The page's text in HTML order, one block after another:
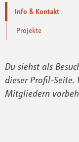
Info & Kontakt
Projekte
Du siehst als
dieser Profil-
Mitgliedern